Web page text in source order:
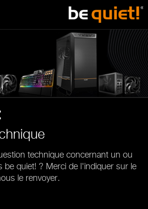
technique concernant un ou
be quiet! ? Merci de l'indiquer sur le
le renvoyer.